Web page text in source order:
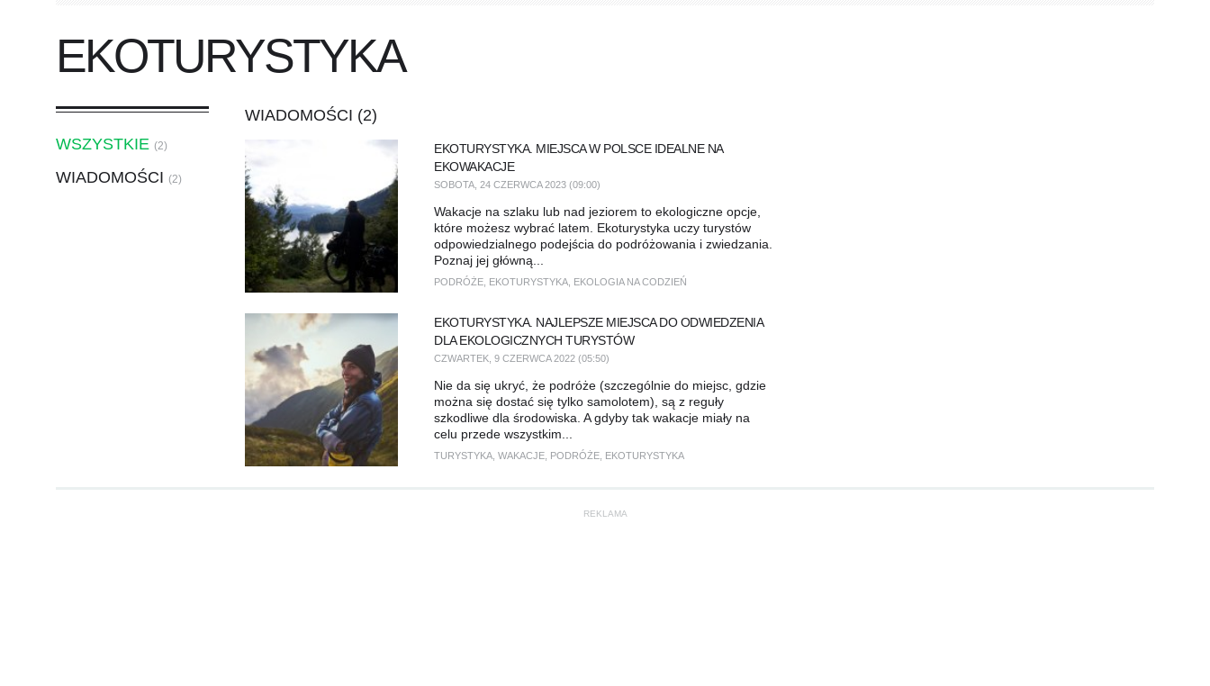
EKOTURYSTYKA
WSZYSTKIE (2)
WIADOMOŚCI (2)
WIADOMOŚCI (2)
EKOTURYSTYKA. MIEJSCA W POLSCE IDEALNE NA
EKOWAKACJE
SOBOTA, 24 CZERWCA 2023 (09:00)
Wakacje na szlaku lub nad jeziorem to ekologiczne opcje,
które możesz wybrać latem. Ekoturystyka uczy turystów
odpowiedzialnego podejścia do podróżowania i zwiedzania.
Poznaj jej główną...
PODRÓŻE EKOTURYSTYKA EKOLOGIA NA CODZIEŃ
EKOTURYSTYKA. NAJLEPSZE MIEJSCA DO ODWIEDZENIA
DLA EKOLOGICZNYCH TURYSTÓW
CZWARTEK, 9 CZERWCA 2022 (05:50)
Nie da się ukryć, że podróże (szczególnie do miejsc, gdzie
można się dostać się tylko samolotem), są z reguły
szkodliwe dla środowiska. A gdyby tak wakacje miały na
celu przede wszystkim...
TURYSTYKA WAKACJE PODRÓŻE EKOTURYSTYKA
REKLAMA